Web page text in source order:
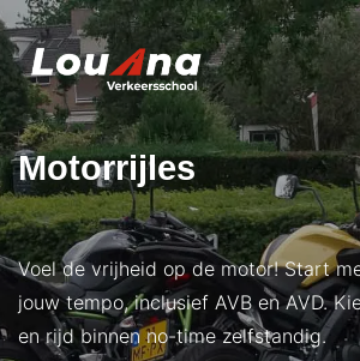
Motorrijles
Voel de vrijheid op de motor! Start
jouw tempo, inclusief AVB en AVD.
en rijd binnen no-time zelfstandig.